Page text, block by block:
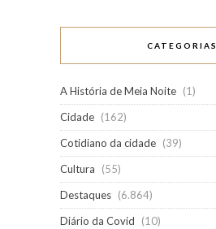
CATEGORIAS
A História de Meia Noite (1)
Cidade (162)
Cotidiano da cidade (39)
Cultura
(55)
Destaques (6.864)
Diário da Covid
(10)